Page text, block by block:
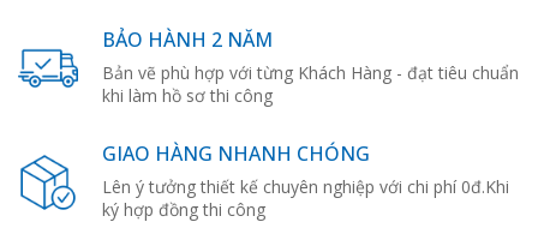
BẢO HÀNH 2 NĂM
Bản vẽ phù hợp với từng Khách Hàng - đạt tiêu chuẩn
khi làm hồ sơ thi công
GIAO HÀNG NHANH CHÓNG
Lên ý tưởng thiết kế chuyên nghiệp với chi phí 0đ.Khi
ký hợp đồng thi công